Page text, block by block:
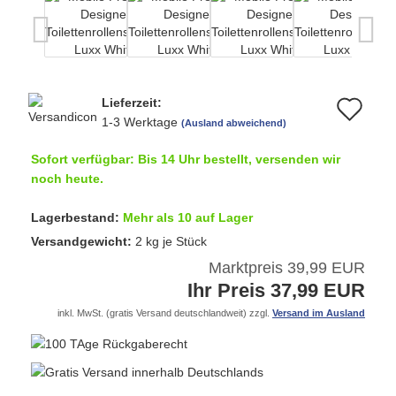
Lieferzeit:
1-3 Werktage (Ausland abweichend)
Sofort verfügbar: Bis 14 Uhr bestellt, versenden wir
noch heute.
Lagerbestand: Mehr als 10 auf Lager
Versandgewicht: 2 kg je Stück
Marktpreis 39,99 EUR
Ihr Preis 37,99 EUR
inkl. MwSt. (gratis Versand deutschlandweit) zzgl. Versand im Ausland